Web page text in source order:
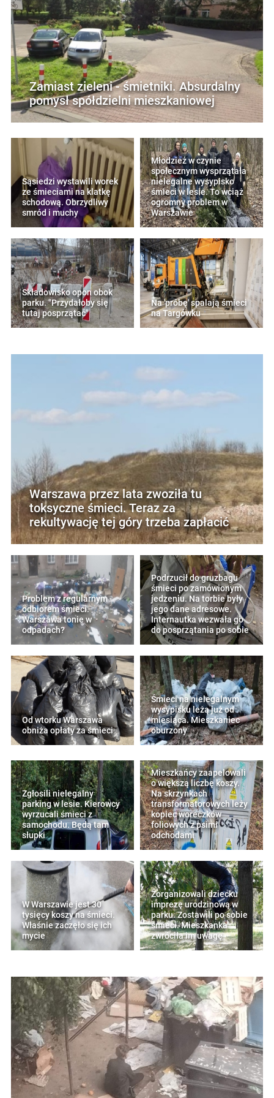
Zamiast zieleni - śmietniki. Absurdalny
pomysł spółdzielni mieszkaniowej
Sąsiedzi wystawili worek
ze śmieciami na klatkę
schodową. Obrzydliwy
smród i muchy
Młodzież w czynie
społecznym wysprzątała
nielegalne wysypisko
śmieci w lesie. To wciąż
ogromny problem w
Warszawie
Składowisko opon obok
parku. "Przydałoby się
tutaj posprzątać"
Na 'próbę' spalają śmieci
na Targówku
Warszawa przez lata zwoziła tu
toksyczne śmieci. Teraz za
rekultywację tej góry trzeba zapłacić
Problem z regularnym
odbiorem śmieci.
Warszawa tonie w
odpadach?
Podrzucił do gruzbagu
śmieci po zamówionym
jedzeniu. Na torbie były
jego dane adresowe.
Internautka wezwała go
do posprzątania po sobie
Od wtorku Warszawa
obniża opłaty za śmieci
Śmieci na nielegalnym
wysypisku leżą już od
miesiąca. Mieszkaniec
oburzony
Zgłosili nielegalny
parking w lesie. Kierowcy
wyrzucali śmieci z
samochodu. Będą tam
słupki
Mieszkańcy zaapelowali
o większą liczbę koszy.
Na skrzynkach
transformatorowych leży
kopiec woreczków
foliowych z psimi
odchodami
W Warszawie jest 30
tysięcy koszy na śmieci.
Właśnie zaczęło się ich
mycie
Zorganizowali dziecku
imprezę urodzinową w
parku. Zostawili po sobie
śmieci. Mieszkanka
zwróciła im uwagę